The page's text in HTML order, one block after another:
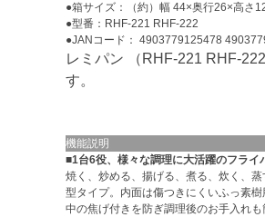
●箱サイズ：（約）幅 44×奥行26×高さ
●型番：RHF-221 RHF-222
●JANコード： 4903779125478
レミパン （RHF-221 RHF-
す。
機能説明
■1台6役、様々な調理に大活躍のフライ
焼く、炒める、揚げる、煮る、炊く、
型タイプ。内面は傷つきにくいふっ素
中の焦げ付きを防ぎ調理後のお手入れも